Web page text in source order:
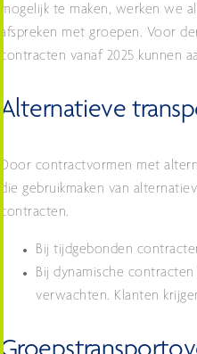
mogelijk te maken, werken we
afspreken met groepen. Voor
contracten vanaf 2025 kunnen
Alternatieve
Door contractvormen met
die gebruikmaken van
contracten.
Bij tijdgebonden
Bij dynamische
verwachten. Klanten